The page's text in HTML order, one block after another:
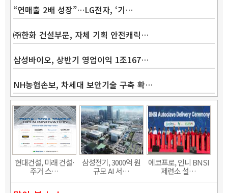
“연매출 2배 성장”…LG전자, ‘기…
㈜한화 건설부문, 자체 기획 안전캐릭…
삼성바이오, 상반기 영업이익 1조167…
NH농협손보, 차세대 보안기술 구축 확…
현대건설, 미래 건설·
주거 스…
삼성전기, 3000억 원
규모 AI 서…
에코프로, 인니 BNSI
제련소 설…